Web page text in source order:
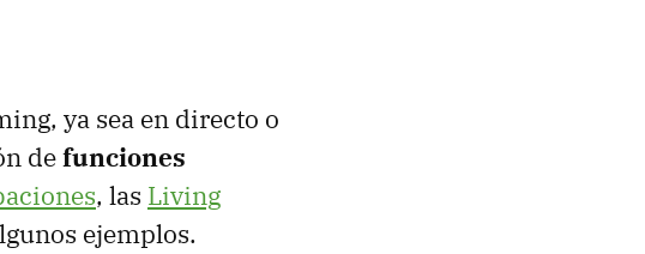
ya sea en directo o
defunciones
, las Living
ejemplos.